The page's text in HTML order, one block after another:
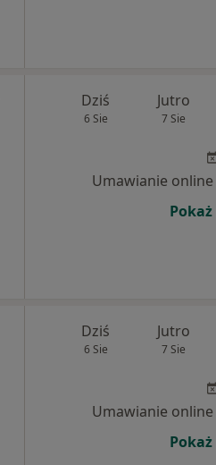
Dziś
6 Sie
Jutro
7 Sie
Umawianie
Dziś
6 Sie
Jutro
7 Sie
Umawianie